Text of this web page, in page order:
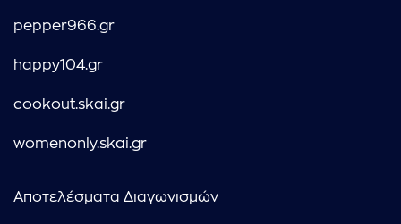
pepper966.gr
happy104.gr
cookout.skai.gr
womenonly.skai.gr
Αποτελέσματα Διαγωνισμών